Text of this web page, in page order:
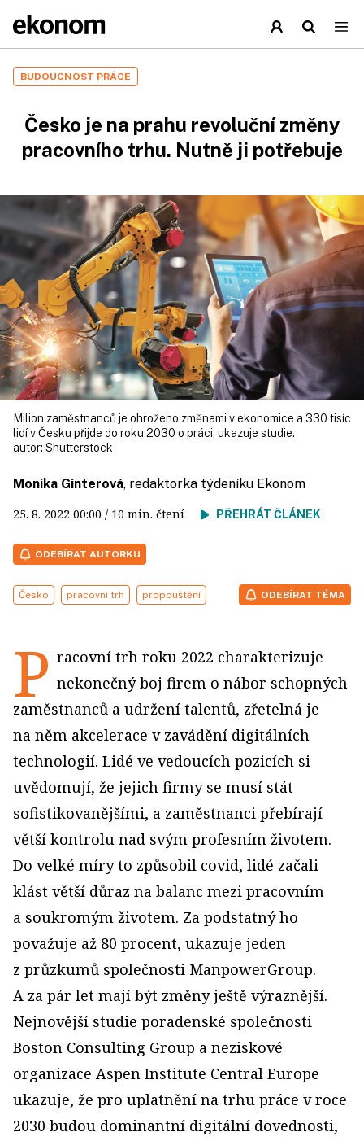
BUDOUCNOST PRÁCE
Česko je na prahu revoluční změny
pracovního trhu. Nutně ji potřebuje
Milion zaměstnanců je ohroženo změnami v ekonomice a 330 tisíc
lidí v Česku přijde do roku 2030 o práci, ukazuje studie.
autor: Shutterstock
Monika Ginterová, redaktorka týdeníku Ekonom
25. 8. 2022 00:00 / 10 min. čtení PŘEHRÁT ČLÁNEK
ODEBÍRAT AUTORKU
Česko pracovní trh propouštění ODEBÍRAT TÉMA
P racovní trh roku 2022 charakterizuje
nekonečný boj firem o nábor schopných
zaměstnanců a udržení talentů, zřetelná je
na něm akcelerace v zavádění digitálních
technologií. Lidé ve vedoucích pozicích si
uvědomují, že jejich firmy se musí stát
sofistikovanějšími, a zaměstnanci přebírají
větší kontrolu nad svým profesním životem.
Do velké míry to způsobil covid, lidé začali
klást větší důraz na balanc mezi pracovním
a soukromým životem. Za podstatný ho
považuje až 80 procent, ukazuje jeden
z průzkumů společnosti ManpowerGroup.
A za pár let mají být změny ještě výraznější.
Nejnovější studie poradenské společnosti
Boston Consulting Group a neziskové
organizace Aspen Institute Central Europe
ukazuje, že pro uplatnění na trhu práce v roce
2030 budou dominantní digitální dovednosti,